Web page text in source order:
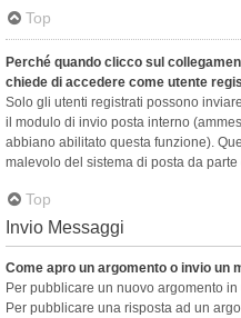
Top
Perché quando clicco sul
chiede di accedere come utente
Solo gli utenti registrati possono
il modulo di invio posta interno
abbiano abilitato questa funzione).
malevolo del sistema di posta da
Top
Invio Messaggi
Come apro un argomento o invio un
Per pubblicare un nuovo argomento
Per pubblicare una risposta ad un